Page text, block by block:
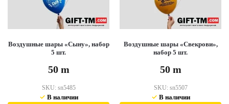
Воздушные шары «Сыну», набор
5 шт.
50 m
SKU: sn5485
В наличии
Воздушные шары «Свекрови»,
набор 5 шт.
50 m
SKU: sn5507
В наличии